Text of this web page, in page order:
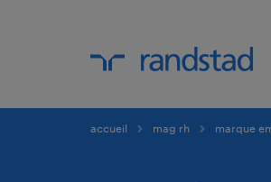
accueil mag rh marque